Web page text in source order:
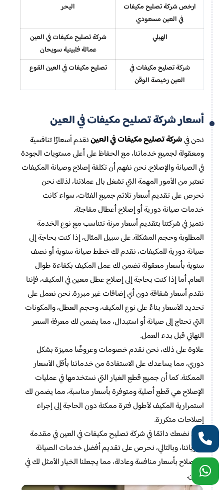
ارخص شركة تصليح مكيفات
في العين مسعودي
اليحر
الهيلي
شركة تصليح مكيفات في العين
عمالة فلبينية سويحان
شركة تصليح مكيفات في
العين رخيصة الوقن
تصليح مكيفات في العين القوع
أسعار شركة تصليح مكيفات في العين
نحن فيشركة تصليح مكيفات في العيننقدم أسعارًا تنافسية
ومعقولة لجميع خدماتنا، مع الحفاظ على أعلى مستويات الجودة
في الصيانة والإصلاح. نحن نفهم أن تكلفة إصلاح وصيانة المكيفات
تعتبر من الأمور المهمة التي تشغل بال عملائنا، لذلك نحن
نحرص على تقديم أسعار تلائم جميع الفئات، سواء كانت
خدمات صيانة دورية أو إصلاح أعطال مفاجئة.
نتميز في شركتنا بتقديم أسعار مرنة تتناسب مع نوع الخدمة
المطلوبة وحجم المشكلة. على سبيل المثال، إذا كنت بحاجة إلى
صيانة دورية للمكيفات، نقدم لك خطط صيانة سنوية أو نصف
سنوية بأسعار معقولة تضمن لك عمل المكيف بكفاءة طوال
العام. أما إذا كنت بحاجة إلى إصلاح عطل معين في المكيف، فإننا
نقدم أسعار شفافة دون أي إضافات غير مبررة. نحن نعمل على
تحديد الأسعار بناءً على نوع المكيف، وحجم العطل، والمكونات
التي تحتاج إلى صيانة أو استبدال، مما يضمن لك معرفة السعر
النهائي قبل بدء العمل.
علاوة على ذلك، نحن نقدم خصومات وعروضًا مميزة بشكل
دوري، مما يساعدك على الاستفادة من خدماتنا بأقل الأسعار
الممكنة. كما أن جميع قطع الغيار التي نستخدمها في عمليات
الإصلاح هي قطع أصلية ومتوفرة بأسعار مناسبة، مما يضمن لك
استمرارية المكيف لأطول فترة ممكنة دون الحاجة إلى إجراء
إصلاحات متكررة.
نحن نضعك دائمًا في شركة تصليح مكيفات في العين في مقدمة
أولوياتنا، وبالتالي، نحرص على تقديم أفضل خدمات الصيانة
والإصلاح بأسعار منافسة وعادلة، مما يجعلنا الخيار الأمثل لك في
العين.